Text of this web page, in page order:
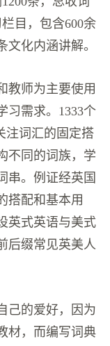
目，包含600余
文化内涵讲解。
教师为主要使用
习需求。1333个
注词汇的固定搭
不同的词族，学
串。例证经英国
搭配和基本用
英式英语与美式
后缀常见英美人
己的爱好，因为
材，而编写词典